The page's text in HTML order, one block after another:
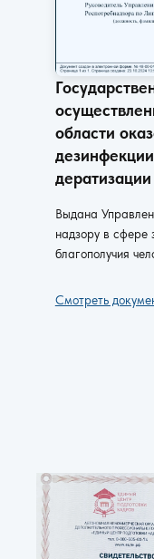
области
дератизации
Выдана
надзору в сфере
благополучия
Смотреть